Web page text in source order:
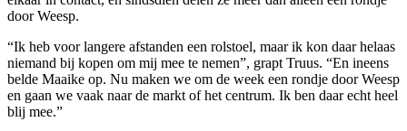
door Weesp.
“Ik heb voor langere afstanden een rolstoel, maar ik kon daar helaas
niemand bij kopen om mij mee te nemen”, grapt Truus. “En ineens
belde Maaike op. Nu maken we om de week een rondje door Weesp
en gaan we vaak naar de markt of het centrum. Ik ben daar echt heel
blij mee.”